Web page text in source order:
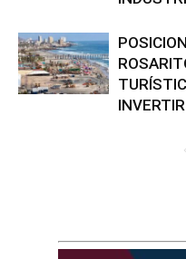
INVERTIR